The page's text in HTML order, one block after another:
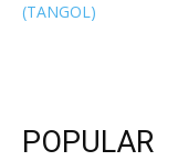
(TANGOL)
POPULAR